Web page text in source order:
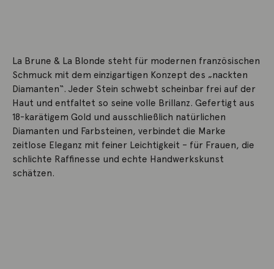
La Brune & La Blonde steht für modernen französischen
Schmuck mit dem einzigartigen Konzept des „nackten
Diamanten“. Jeder Stein schwebt scheinbar frei auf der
Haut und entfaltet so seine volle Brillanz. Gefertigt aus
18-karätigem Gold und ausschließlich natürlichen
Diamanten und Farbsteinen, verbindet die Marke
zeitlose Eleganz mit feiner Leichtigkeit – für Frauen, die
schlichte Raffinesse und echte Handwerkskunst
schätzen.